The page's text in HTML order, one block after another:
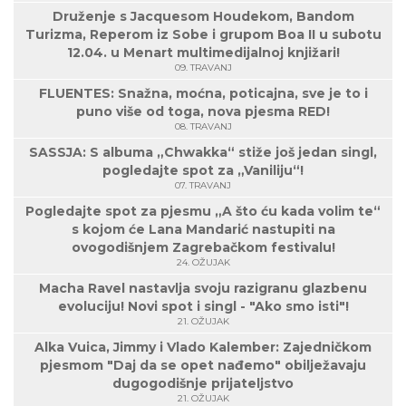
Druženje s Jacquesom Houdekom, Bandom
Turizma, Reperom iz Sobe i grupom Boa II u subotu
12.04. u Menart multimedijalnoj knjižari!
09. TRAVANJ
FLUENTES: Snažna, moćna, poticajna, sve je to i
puno više od toga, nova pjesma RED!
08. TRAVANJ
SASSJA: S albuma „Chwakka“ stiže još jedan singl,
pogledajte spot za „Vaniliju“!
07. TRAVANJ
Pogledajte spot za pjesmu „A što ću kada volim te“
s kojom će Lana Mandarić nastupiti na
ovogodišnjem Zagrebačkom festivalu!
24. OŽUJAK
Macha Ravel nastavlja svoju razigranu glazbenu
evoluciju! Novi spot i singl - "Ako smo isti"!
21. OŽUJAK
Alka Vuica, Jimmy i Vlado Kalember: Zajedničkom
pjesmom "Daj da se opet nađemo" obilježavaju
dugogodišnje prijateljstvo
21. OŽUJAK